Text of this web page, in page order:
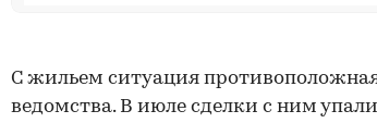
С жильем ситуация
ведомства. В июле сделки с ним